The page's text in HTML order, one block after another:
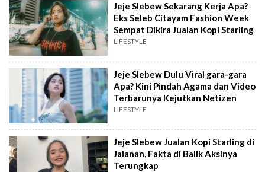
Jeje Slebew Sekarang Kerja Apa?
Eks Seleb Citayam Fashion Week
Sempat Dikira Jualan Kopi Starling
LIFESTYLE
Jeje Slebew Dulu Viral gara-gara
Apa? Kini Pindah Agama dan Video
Terbarunya Kejutkan Netizen
LIFESTYLE
Jeje Slebew Jualan Kopi Starling di
Jalanan, Fakta di Balik Aksinya
Terungkap